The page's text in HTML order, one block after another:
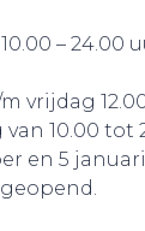
– 24.00
vrijdag
10.00 tot
en 5